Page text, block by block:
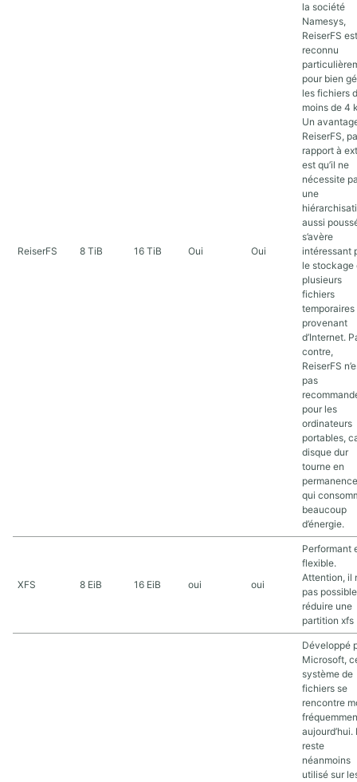
ReiserFS 8 TiB 16 TiB Oui Oui
la société
Namesys,
ReiserFS est
reconnu
pour bien
les fichiers
moins de 4
Un
ReiserFS,
rapport à
est qu’il ne
nécessite
une
aussi
s’avère
intéressant
le stockage
plusieurs
fichiers
temporaires
provenant
d’Internet.
contre,
ReiserFS
pas
pour les
ordinateurs
portables,
disque dur
tourne en
qui
beaucoup
d’énergie.
XFS 8 EiB 16 EiB oui oui
Performant
flexible.
Attention, il
pas
réduire une
partition xfs
Développé
Microsoft,
système de
fichiers se
rencontre
aujourd’hui.
reste
néanmoins
utilisé sur